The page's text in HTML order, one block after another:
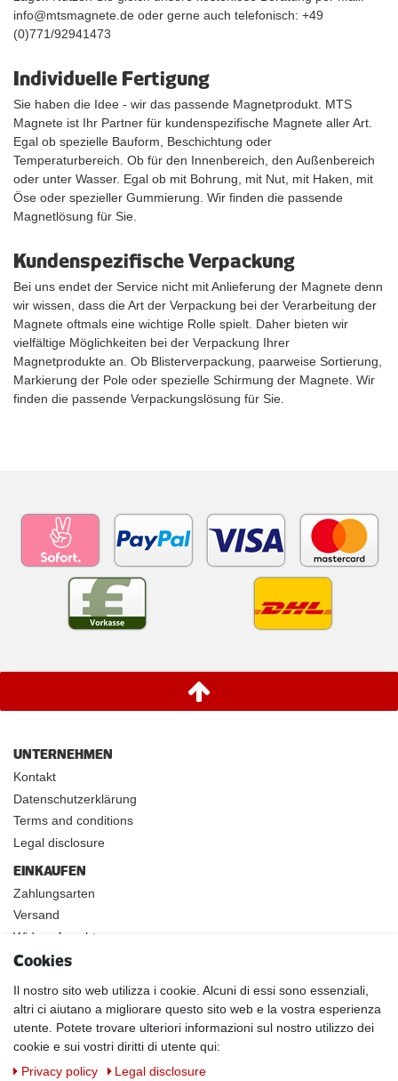
info@mtsmagnete.de oder gerne auch telefonisch: +49
(0)771/92941473
Individuelle Fertigung
Sie haben die Idee - wir das passende Magnetprodukt. MTS
Magnete ist Ihr Partner für kundenspezifische Magnete aller Art.
Egal ob spezielle Bauform, Beschichtung oder
Temperaturbereich. Ob für den Innenbereich, den Außenbereich
oder unter Wasser. Egal ob mit Bohrung, mit Nut, mit Haken, mit
Öse oder spezieller Gummierung. Wir finden die passende
Magnetlösung für Sie.
Kundenspezifische Verpackung
Bei uns endet der Service nicht mit Anlieferung der Magnete denn
wir wissen, dass die Art der Verpackung bei der Verarbeitung der
Magnete oftmals eine wichtige Rolle spielt. Daher bieten wir
vielfältige Möglichkeiten bei der Verpackung Ihrer
Magnetprodukte an. Ob Blisterverpackung, paarweise Sortierung,
Markierung der Pole oder spezielle Schirmung der Magnete. Wir
finden die passende Verpackungslösung für Sie.
UNTERNEHMEN
Kontakt
Datenschutzerklärung
Terms and conditions
Legal disclosure
EINKAUFEN
Zahlungsarten
Versand
Widerrufsrecht
INFOS
Kundenanwendungen
Physikalische Eigenschaften
Magnetismus von A-Z
Magnetmaterialien
Downloads
Cookies
Il nostro sito web utilizza i cookie. Alcuni di essi sono essenziali,
altri ci aiutano a migliorare questo sito web e la vostra esperienza
utente. Potete trovare ulteriori informazioni sul nostro utilizzo dei
cookie e sui vostri diritti di utente qui:
Privacy policy
Legal disclosure